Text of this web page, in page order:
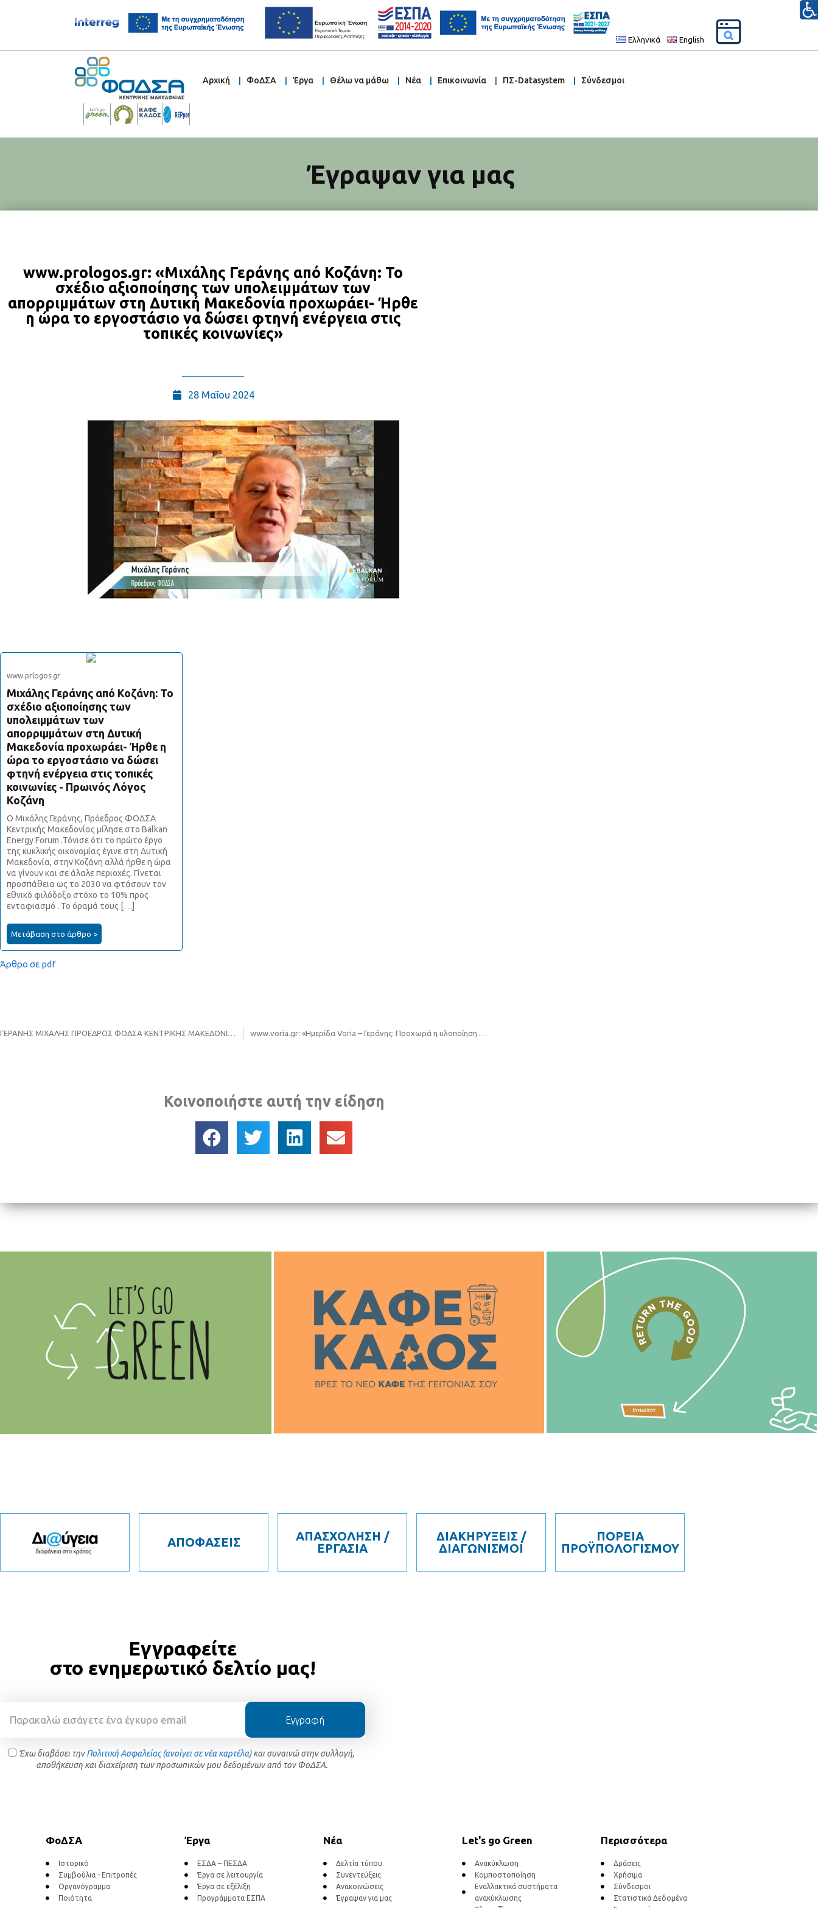
Ελληνικά English
Αρχική ΦοΔΣΑ Έργα Θέλω να μάθω Νέα Επικοινωνία ΠΣ-Datasystem Σύνδεσμοι
Έγραψαν για μας
www.prologos.gr: «Μιχάλης Γεράνης από Κοζάνη: Το
σχέδιο αξιοποίησης των υπολειμμάτων των
απορριμμάτων στη Δυτική Μακεδονία προχωράει- Ήρθε
η ώρα το εργοστάσιο να δώσει φτηνή ενέργεια στις
τοπικές κοινωνίες»
28 Μαΐου 2024
www.prlogos.gr
Μιχάλης Γεράνης από Κοζάνη: Το
σχέδιο αξιοποίησης των
υπολειμμάτων των
απορριμμάτων στη Δυτική
Μακεδονία προχωράει- Ήρθε η
ώρα το εργοστάσιο να δώσει
φτηνή ενέργεια στις τοπικές
κοινωνίες - Πρωινός Λόγος
Κοζάνη
Ο Μιχάλης Γεράνης, Πρόεδρος ΦΟΔΣΑ
Κεντρικής Μακεδονίας μίλησε στο Balkan
Energy Forum .Τόνισε ότι το πρώτο έργο
της κυκλικής οικονομίας έγινε στη Δυτική
Μακεδονία, στην Κοζάνη αλλά ήρθε η ώρα
να γίνουν και σε άλαλε περιοχές. Γίνεται
προσπάθεια ως το 2030 να φτάσουν τον
εθνικό φιλόδοξο στόχο το 10% προς
ενταφιασμό . Το όραμά τους […]
Μετάβαση στο άρθρο >
Άρθρο σε pdf
ΓΕΡΑΝΗΣ ΜΙΧΑΛΗΣ ΠΡΟΕΔΡΟΣ ΦΟΔΣΑ ΚΕΝΤΡΙΚΗΣ ΜΑΚΕΔΟΝΙΑΣ. STO EPIKENTRO-GNOMI TV www.voria.gr: «Ημερίδα Voria – Γεράνης: Προχωρά η υλοποίηση των Μονάδων Αποβλήτων στη Θεσσαλονίκη»
Κοινοποιήστε αυτή την είδηση
ΑΠΟΦΑΣΕΙΣ
ΑΠΑΣΧΟΛΗΣΗ /
ΕΡΓΑΣΙΑ
ΔΙΑΚΗΡΥΞΕΙΣ /
ΔΙΑΓΩΝΙΣΜΟΙ
ΠΟΡΕΙΑ
ΠΡΟΫΠΟΛΟΓΙΣΜΟΥ
Εγγραφείτε
στο ενημερωτικό δελτίο μας!
Έχω διαβάσει τηνΠολιτική Ασφαλείας (ανοίγει σε νέα καρτέλα)και συναινώ στην συλλογή,
αποθήκευση και διαχείριση των προσωπικών μου δεδομένων από τον ΦοΔΣΑ.
Εγγραφή
ΦοΔΣΑ
Ιστορικό
Συμβούλια - Επιτροπές
Οργανόγραμμα
Ποιότητα
Έργα
ΕΣΔΑ – ΠΕΣΔΑ
Έργα σε λειτουργία
Έργα σε εξέλιξη
Προγράμματα ΕΣΠΑ
Νέα
Δελτία τύπου
Συνεντεύξεις
Ανακοινώσεις
Έγραψαν για μας
Let's go Green
Ανακύκλωση
Κομποστοποίηση
Εναλλακτικά συστήματα
ανακύκλωσης
Περισσότερα
Δράσεις
Χρήσιμα
Σύνδεσμοι
Στατιστικά Δεδομένα